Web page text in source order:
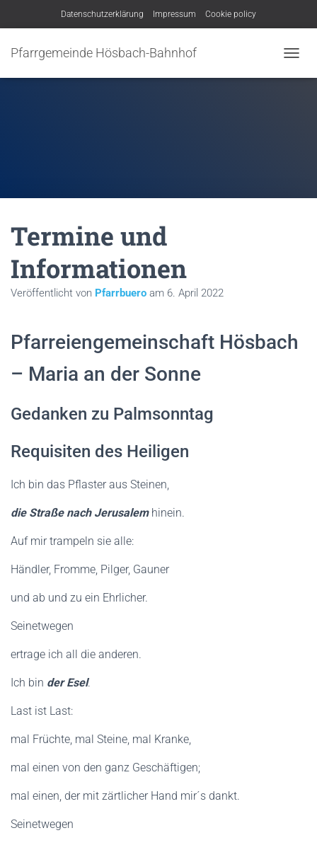
Datenschutzerklärung Impressum Cookie policy
Pfarrgemeinde Hösbach-Bahnhof
A
U
Termine und
Informationen
Veröffentlicht von Pfarrbuero am 6. April 2022
Pfarreiengemeinschaft Hösbach
– Maria an der Sonne
Gedanken zu Palmsonntag
Requisiten des Heiligen
Ich bin das Pflaster aus Steinen,
die Straße nach Jerusalem hinein.
Auf mir trampeln sie alle:
Händler, Fromme, Pilger, Gauner
und ab und zu ein Ehrlicher.
Seinetwegen
ertrage ich all die anderen.
Ich bin der Esel.
Last ist Last:
mal Früchte, mal Steine, mal Kranke,
mal einen von den ganz Geschäftigen;
mal einen, der mit zärtlicher Hand mir´s dankt.
Seinetwegen